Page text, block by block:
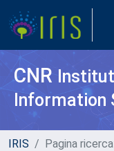
CNR
Information
IRIS Pagina